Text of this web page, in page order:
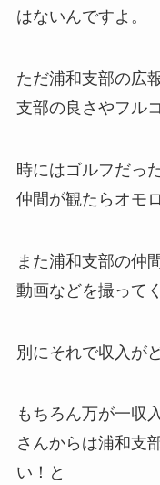
はないんですよ。
ただ浦和支部の広
支部の良さやフル
時にはゴルフだっ
仲間が観たらオモ
また浦和支部の仲
動画などを撮って
別にそれで収入が
もちろん万が一収
さんからは浦和支
い！と